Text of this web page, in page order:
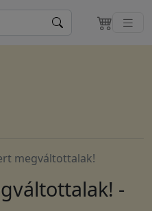
megváltottalak!
-